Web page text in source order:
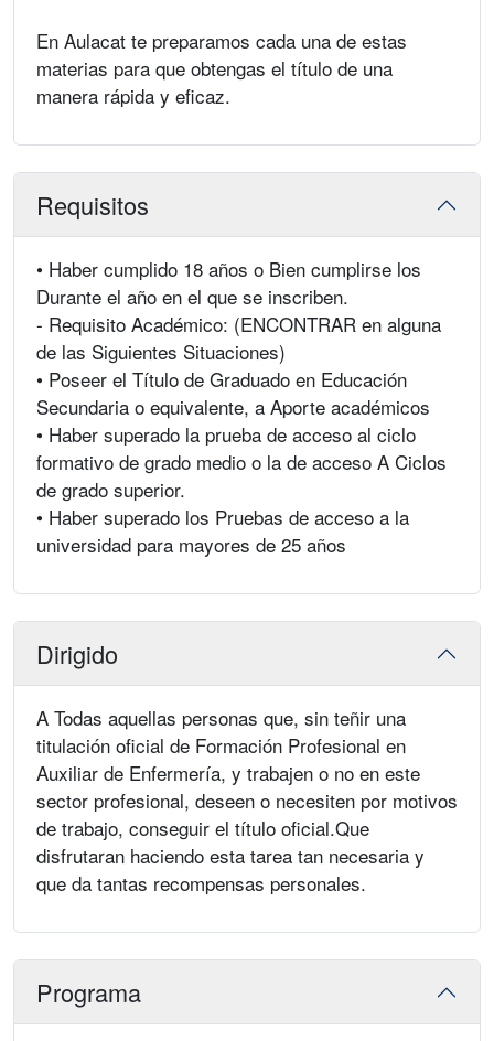
En Aulacat te preparamos cada una de estas
materias para que obtengas el título de una
manera rápida y eficaz.
Requisitos
• Haber cumplido 18 años o Bien cumplirse los
Durante el año en el que se inscriben.
- Requisito Académico: (ENCONTRAR en alguna
de las Siguientes Situaciones)
• Poseer el Título de Graduado en Educación
Secundaria o equivalente, a Aporte académicos
• Haber superado la prueba de acceso al ciclo
formativo de grado medio o la de acceso A Ciclos
de grado superior.
• Haber superado los Pruebas de acceso a la
universidad para mayores de 25 años
Dirigido
A Todas aquellas personas que, sin teñir una
titulación oficial de Formación Profesional en
Auxiliar de Enfermería, y trabajen o no en este
sector profesional, deseen o necesiten por motivos
de trabajo, conseguir el título oficial.Que
disfrutaran haciendo esta tarea tan necesaria y
que da tantas recompensas personales.
Programa